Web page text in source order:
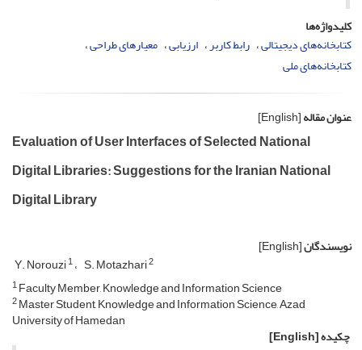
کلیدواژه‌ها
کتابخانه‌های دیجیتالی رابط کاربر ارزیابی معیارهای طراحی
کتابخانه‌های ملی
عنوان مقاله[English]
Evaluation of User Interfaces of Selected National
Digital Libraries: Suggestions for the Iranian National
Digital Library
نویسندگان[English]
Y. Norouzi1 S. Motazhari2
1Faculty Member, Knowledge and Information Science
2Master Student, Knowledge and Information Science, Azad
University of Hamedan
چکیده[English]